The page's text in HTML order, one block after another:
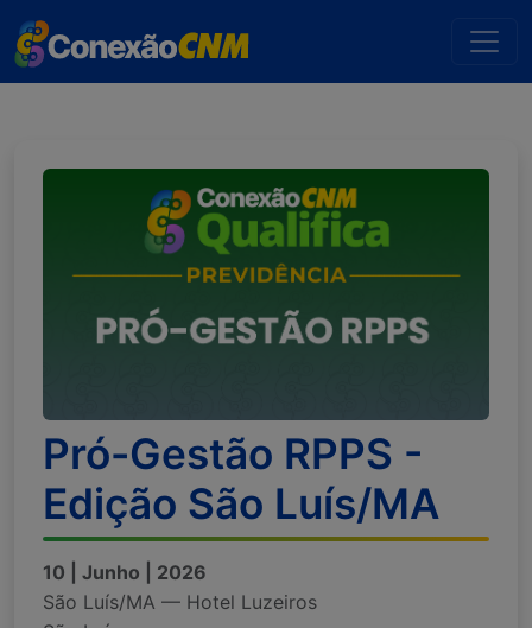
Pró-Gestão RPPS -
Edição São Luís/MA
10 | Junho | 2026
São Luís/MA — Hotel Luzeiros